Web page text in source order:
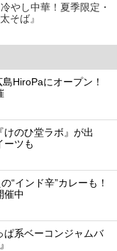
やし中華！夏季限定・
そば』
HiroPaにオープン！
のひ堂ラボ』が出
ーツも
“インド辛”カレーも！
催中
ぱ系ベーコンジャムバ